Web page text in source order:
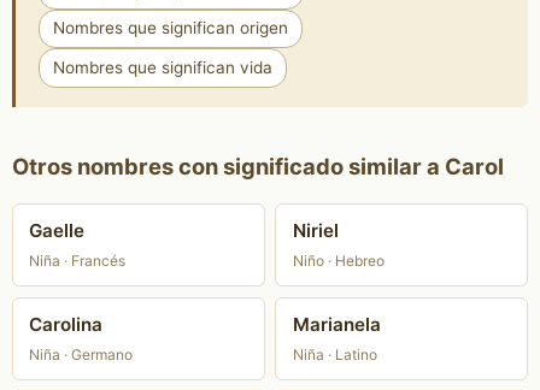
Nombres que significan origen
Nombres que significan vida
Otros nombres con significado similar a Carol
Gaelle
Niña · Francés
Niriel
Niño · Hebreo
Carolina
Niña · Germano
Marianela
Niña · Latino